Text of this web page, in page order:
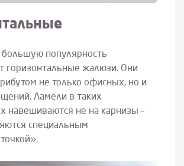
большую популярность
горизонтальные жалюзи. Они
не только офисных, но и
Ламели в таких
навешиваются не на карнизы –
специальным